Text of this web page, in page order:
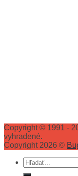
Copyright © 1991 -
vyhradené.
Copyright 2026 ©
Hľadať: